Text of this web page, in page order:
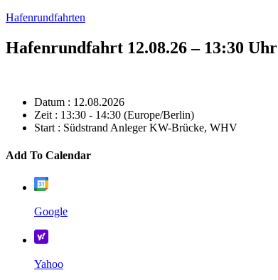
Hafenrundfahrten
Hafenrundfahrt 12.08.26 – 13:30 Uhr
Datum : 12.08.2026
Zeit : 13:30 - 14:30 (Europe/Berlin)
Start : Südstrand Anleger KW-Brücke, WHV
Add To Calendar
Google
Yahoo